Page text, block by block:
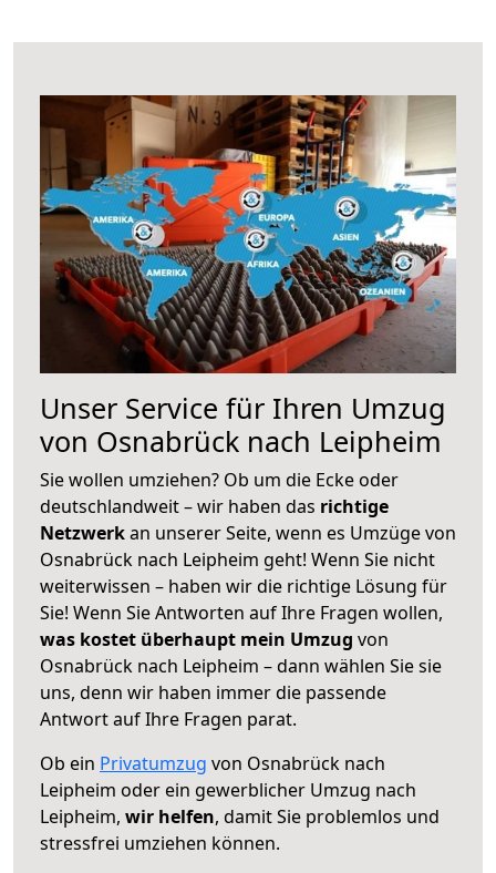
Unser Service für Ihren Umzug
von Osnabrück nach Leipheim
Sie wollen umziehen? Ob um die Ecke oder
deutschlandweit – wir haben das richtige
Netzwerkan unserer Seite, wenn es Umzüge von
Osnabrück nach Leipheim geht! Wenn Sie nicht
weiterwissen – haben wir die richtige Lösung für
Sie! Wenn Sie Antworten auf Ihre Fragen wollen,
was kostet überhaupt mein Umzug von
Osnabrück nach Leipheim – dann wählen Sie sie
uns, denn wir haben immer die passende
Antwort auf Ihre Fragen parat.
Ob ein Privatumzug von Osnabrück nach
Leipheim oder ein gewerblicher Umzug nach
Leipheim, wir helfen, damit Sie problemlos und
stressfrei umziehen können.